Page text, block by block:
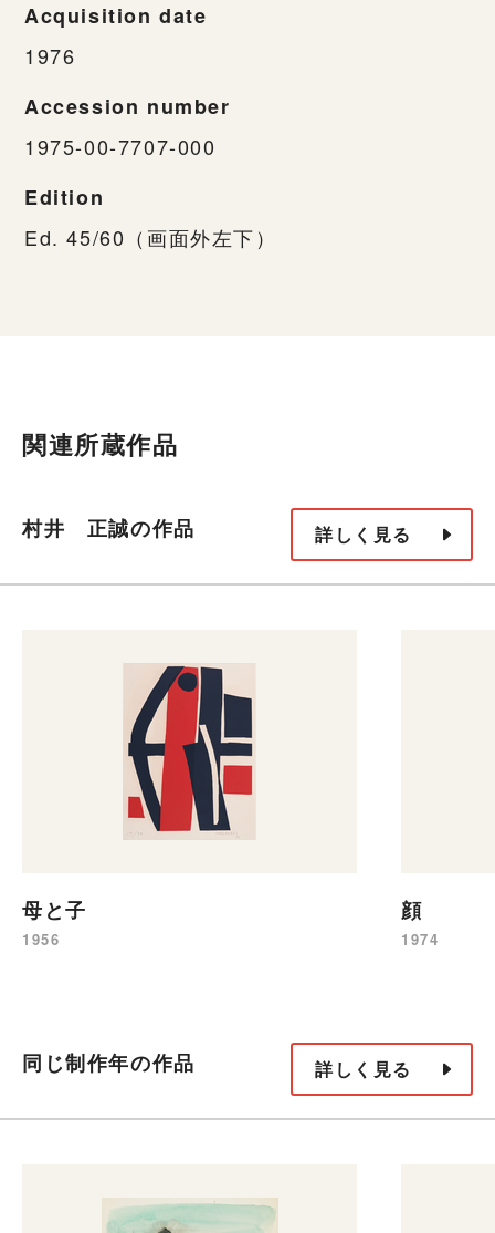
Acquisition date
1976
Accession number
1975-00-7707-000
Edition
Ed. 45/60（画面外左下）
関連所蔵作品
村井 正誠の作品 詳しく見る
母と子
1956
顔
1974
同じ制作年の作品 詳しく見る